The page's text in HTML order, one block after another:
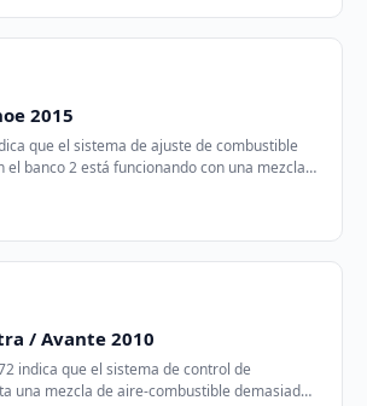
2015
que el sistema de ajuste de combustible
el banco 2 está funcionando con una mezcla
/ Avante 2010
indica que el sistema de control de
una mezcla de aire-combustible demasiado